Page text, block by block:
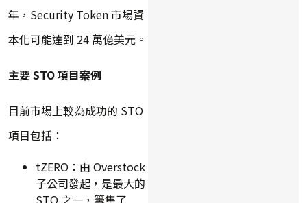
年，Security Token 市場資
本化可能達到 24 萬億美元。
主要 STO 項目案例
目前市場上較為成功的 STO
項目包括：
tZERO：由 Overstock
子公司發起，是最大的
STO 之一，籌集了